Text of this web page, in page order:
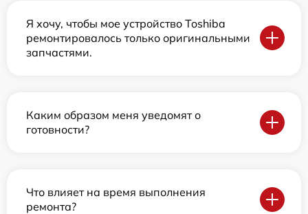
Я хочу, чтобы мое устройство Toshiba
ремонтировалось только оригинальными
запчастями.
Каким образом меня уведомят о
готовности?
Что влияет на время выполнения
ремонта?